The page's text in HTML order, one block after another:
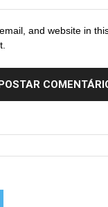
and website in